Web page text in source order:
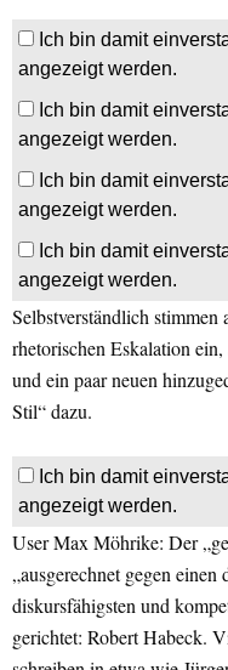
Ich bin damit
angezeigt werden.
Ich bin damit
angezeigt werden.
Ich bin damit
angezeigt werden.
Ich bin damit
angezeigt werden.
Selbstverständlich
rhetorischen Eskalation
und ein paar neuen
Stil“ dazu.
Ich bin damit
angezeigt werden.
User Max Möhrike: Der
„ausgerechnet gegen
diskursfähigsten und
gerichtet: Robert Habeck.